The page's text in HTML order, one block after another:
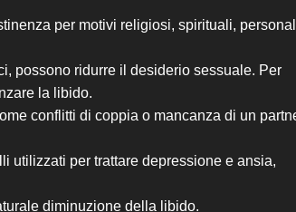
per motivi religiosi, spirituali,
possono ridurre il desiderio sessuale. Per
la libido.
conflitti di coppia o mancanza di un
utilizzati per trattare depressione e ansia,
diminuzione della libido.